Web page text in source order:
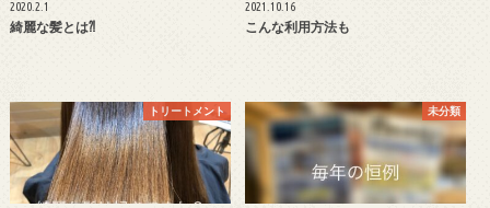
2020.2.1
綺麗な髪とは⁈
2021.10.16
こんな利用方法も
トリートメント 未分類